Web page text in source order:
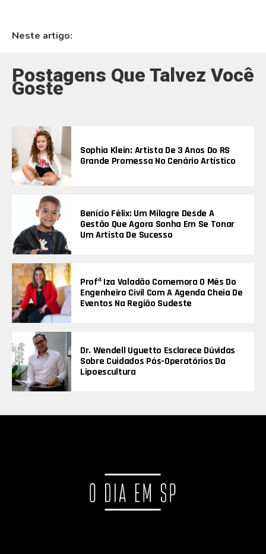
Neste artigo:
Postagens Que Talvez Você
Goste
Sophia Klein: Artista De 3 Anos Do RS
Grande Promessa No Cenário Artístico
Benício Félix: Um Milagre Desde A
Gestão Que Agora Sonha Em Se Tonar
Um Artista De Sucesso
Profª Iza Valadão Comemora O Mês Do
Engenheiro Civil Com A Agenda Cheia De
Eventos Na Região Sudeste
Dr. Wendell Uguetto Esclarece Dúvidas
Sobre Cuidados Pós-Operatórios Da
Lipoescultura